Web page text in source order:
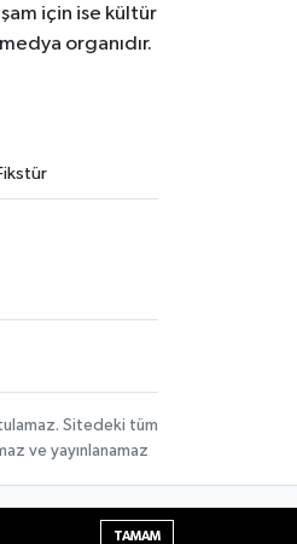
için ise kültür
organıdır.
Sitedeki tüm
ve yayınlanamaz
| Copyright © 2026
TAMAM